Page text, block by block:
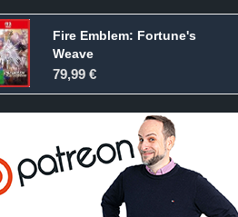
Fire Emblem: Fortune's
Weave
79,99 €